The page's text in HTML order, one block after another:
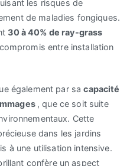
les risques de
de maladies fongiques.
30 à 40% de ray-grass
entre installation
également par sacapacité
, que ce soit suite
Cette
dans les jardins
à une utilisation intensive.
confère un aspect